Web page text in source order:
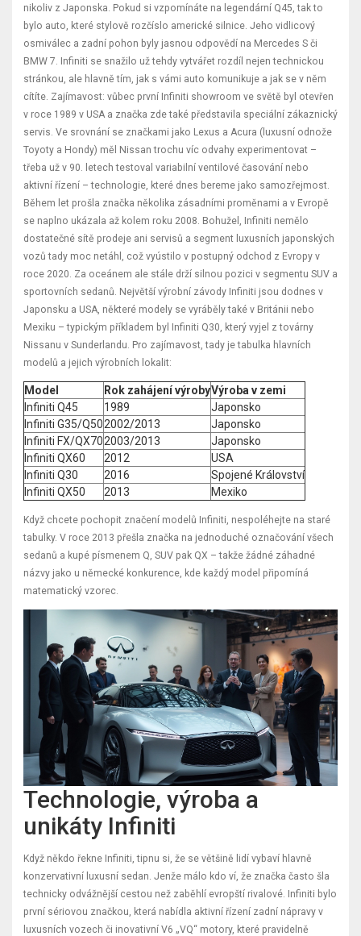
nikoliv z Japonska. Pokud si vzpomínáte na legendární Q45, tak to
bylo auto, které stylově rozčíslo americké silnice. Jeho vidlicový
osmiválec a zadní pohon byly jasnou odpovědí na Mercedes S či
BMW 7. Infiniti se snažilo už tehdy vytvářet rozdíl nejen technickou
stránkou, ale hlavně tím, jak s vámi auto komunikuje a jak se v něm
cítíte. Zajímavost: vůbec první Infiniti showroom ve světě byl otevřen
v roce 1989 v USA a značka zde také představila speciální zákaznický
servis. Ve srovnání se značkami jako Lexus a Acura (luxusní odnože
Toyoty a Hondy) měl Nissan trochu víc odvahy experimentovat –
třeba už v 90. letech testoval variabilní ventilové časování nebo
aktivní řízení – technologie, které dnes bereme jako samozřejmost.
Během let prošla značka několika zásadními proměnami a v Evropě
se naplno ukázala až kolem roku 2008. Bohužel, Infiniti nemělo
dostatečné sítě prodeje ani servisů a segment luxusních japonských
vozů tady moc netáhl, což vyústilo v postupný odchod z Evropy v
roce 2020. Za oceánem ale stále drží silnou pozici v segmentu SUV a
sportovních sedanů. Největší výrobní závody Infiniti jsou dodnes v
Japonsku a USA, některé modely se vyráběly také v Británii nebo
Mexiku – typickým příkladem byl Infiniti Q30, který vyjel z továrny
Nissanu v Sunderlandu. Pro zajímavost, tady je tabulka hlavních
modelů a jejich výrobních lokalit:
Model Rok zahájení výrobyVýroba v zemi
Infiniti Q45
1989
Japonsko
Infiniti G35/Q502002/2013
Japonsko
Infiniti FX/QX702003/2013
Japonsko
Infiniti QX60
2012
USA
Infiniti Q30
2016
Spojené Království
Infiniti QX50
2013 Mexiko
Když chcete pochopit značení modelů Infiniti, nespoléhejte na staré
tabulky. V roce 2013 přešla značka na jednoduché označování všech
sedanů a kupé písmenem Q, SUV pak QX – takže žádné záhadné
názvy jako u německé konkurence, kde každý model připomíná
matematický vzorec.
Technologie, výroba a
unikáty Infiniti
Když někdo řekne Infiniti, tipnu si, že se většině lidí vybaví hlavně
konzervativní luxusní sedan. Jenže málo kdo ví, že značka často šla
technicky odvážnější cestou než zaběhlí evropští rivalové. Infiniti bylo
první sériovou značkou, která nabídla aktivní řízení zadní nápravy v
luxusních vozech či inovativní V6 „VQ“ motory, které pravidelně